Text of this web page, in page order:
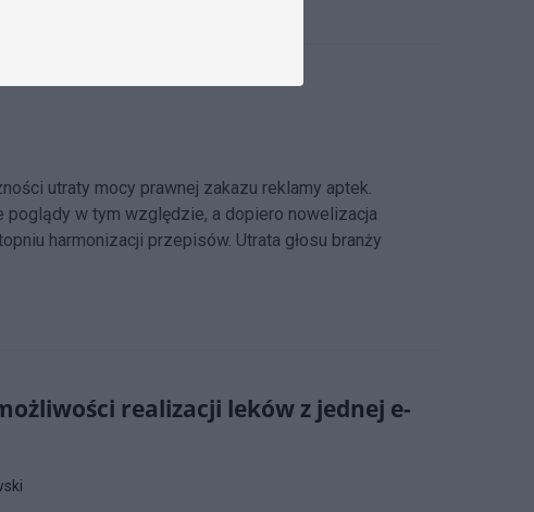
utraty mocy prawnej zakazu reklamy aptek.
w tym względzie, a dopiero nowelizacja
harmonizacji przepisów. Utrata głosu branży
realizacji leków z jednej e-